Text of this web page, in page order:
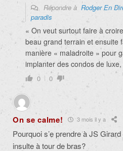
Répondre à Rodger En
paradis
« On veut surtout faire à
beau grand terrain et ensuite
manière « maladroite » pour
implanter des condos de
0 0
On se calme! 3 mois il y a
Pourquoi s’e prendre à JS
insulte à tour de bras?